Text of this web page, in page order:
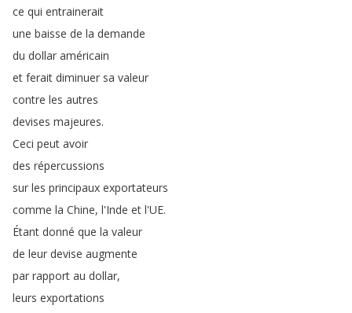
ce qui entrainerait
une baisse de la demande
du dollar américain
et ferait diminuer sa valeur
contre les autres
devises majeures.
Ceci peut avoir
des répercussions
sur les principaux exportateurs
comme la Chine, l'Inde et l'UE.
Étant donné que la valeur
de leur devise augmente
par rapport au dollar,
leurs exportations